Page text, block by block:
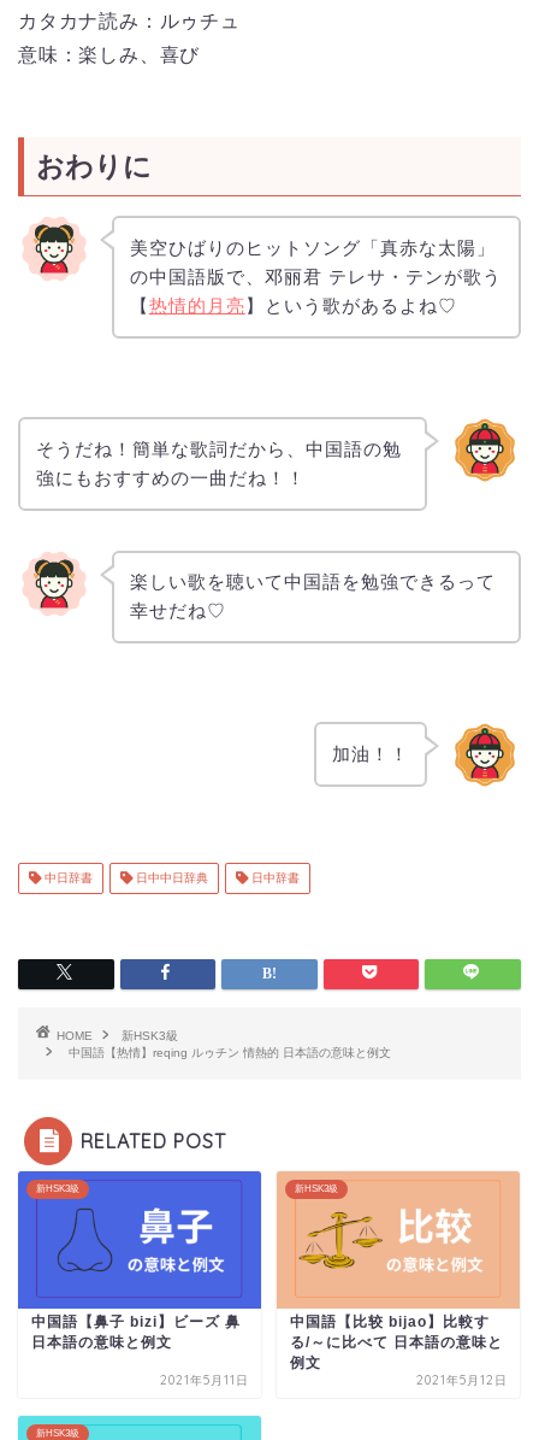
カタカナ読み：ルゥチュ
意味：楽しみ、喜び
おわりに
美空ひばりのヒットソング「真赤な太陽」
の中国語版で、邓丽君 テレサ・テンが歌う
【热情的月亮 】という歌があるよね♡
そうだね！簡単な歌詞だから、中国語の勉
強にもおすすめの一曲だね！！
楽しい歌を聴いて中国語を勉強できるって
幸せだね♡
加油！！
中日辞書 日中中日辞典 日中辞書
HOME
新HSK3級
中国語【热情】reqing ルゥチン 情熱的 日本語の意味と例文
RELATED POST
新HSK3級
中国語【鼻子 bizi】ビーズ 鼻
日本語の意味と例文
2021年5月11日
新HSK3級
中国語【比较 bijao】比較す
る/～に比べて 日本語の意味と
例文
2021年5月12日
新HSK3級